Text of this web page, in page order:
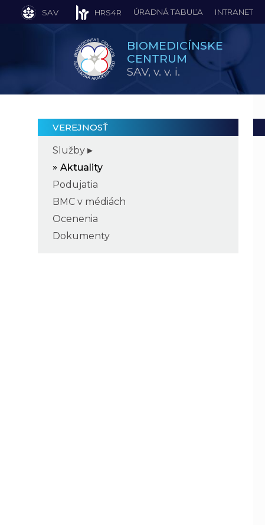
BIOMEDICÍNSKE
CENTRUM
SAV, v. v. i.
SAV HRS4R ÚRADNÁ TABUĽA INTRANET
VEREJNOSŤ
Služby
Aktuality
Podujatia
BMC v médiách
Ocenenia
Dokumenty